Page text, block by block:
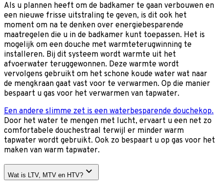
Als u plannen heeft om de badkamer te gaan verbouwen en
een nieuwe frisse uitstraling te geven, is dit ook het
moment om na te denken over energiebesparende
maatregelen die u in de badkamer kunt toepassen. Het is
mogelijk om een douche met warmteterugwinning te
installeren. Bij dit systeem wordt warmte uit het
afvoerwater teruggewonnen. Deze warmte wordt
vervolgens gebruikt om het schone koude water wat naar
de mengkraan gaat vast voor te verwarmen. Op die manier
bespaart u gas voor het verwarmen van tapwater.
Een andere slimme zet is een waterbesparende douchekop.
Door het water te mengen met lucht, ervaart u een net zo
comfortabele douchestraal terwijl er minder warm
tapwater wordt gebruikt. Ook zo bespaart u op gas voor het
maken van warm tapwater.
Wat is LTV, MTV en HTV?